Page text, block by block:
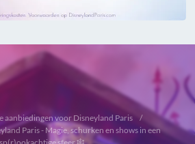
aanbiedingen voor Disneyland Paris
Paris - Magie, schurken en shows in een